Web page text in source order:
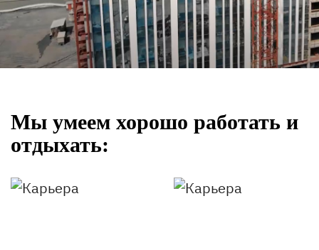
Мы умеем хорошо работать и
отдыхать: